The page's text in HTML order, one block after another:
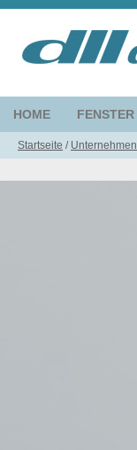
HOME FENSTER
Startseite / Unternehmen